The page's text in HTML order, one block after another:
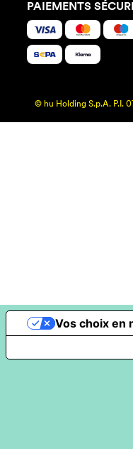
PAIEMENTS
© hu Holding S.p.A. P.I.
Vos choix en